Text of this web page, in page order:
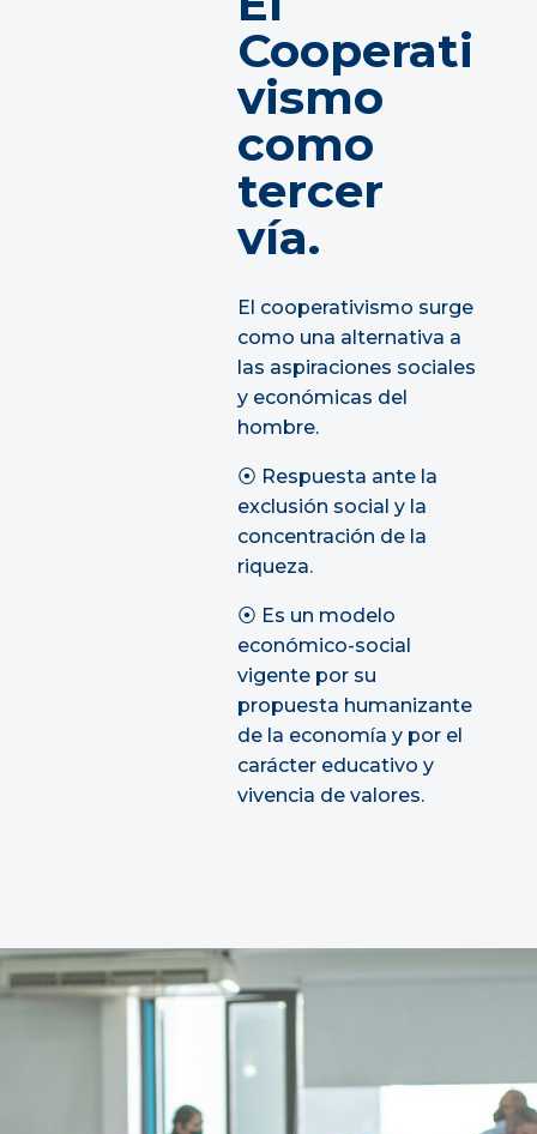
Cooperati
vismo
como
tercer
vía.
El cooperativismo surge
como una alternativa a
las aspiraciones sociales
y económicas del
hombre.
⦿ Respuesta ante la
exclusión social y la
concentración de la
riqueza.
⦿ Es un modelo
económico-social
vigente por su
propuesta humanizante
de la economía y por el
carácter educativo y
vivencia de valores.